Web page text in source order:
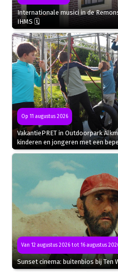
Internationale musici in de
IHMS 🗓
Op 11 augustus 2026
VakantiePRET in Outdoorpark
kinderen en jongeren met een
Van 12 augustus 2026 tot 16 augustus
Sunset cinema: buitenbios bij Ten